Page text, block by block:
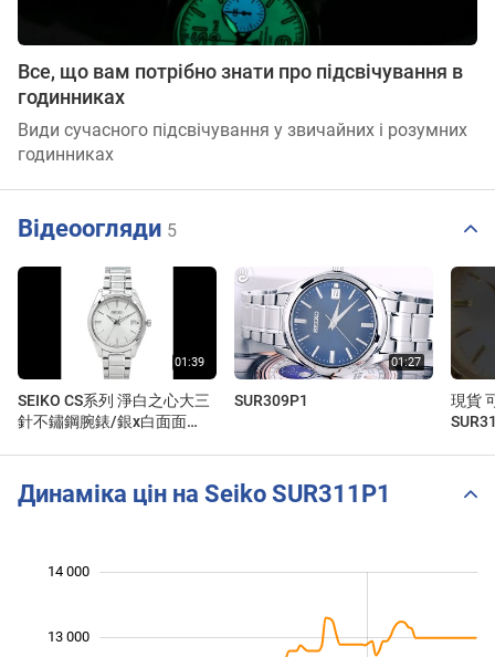
Все, що вам потрібно знати про підсвічування в
годинниках
Види сучасного підсвічування у звичайних і розумних
годинниках
Відеоогляди 5
SEIKO CS系列 淨白之心大三
針不鏽鋼腕錶/銀x白面面
SUR309P1
現貨
Динаміка цін на Seiko SUR311P1
13 000
14 000